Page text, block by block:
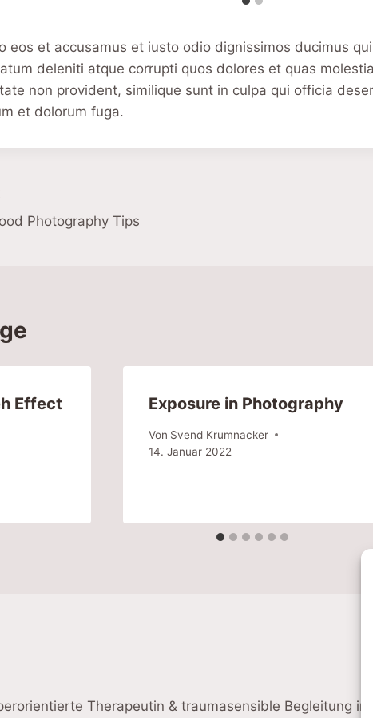
eos et accusamus et iusto odio dignissimos ducimus
deleniti atque corrupti quos dolores et quas
non provident, similique sunt in culpa qui officia
et dolorum fuga.
Photography Tips
Effect Exposure in Photography
Von Svend Krumnacker
14. Januar 2022
Therapeutin & traumasensible Begleitung in